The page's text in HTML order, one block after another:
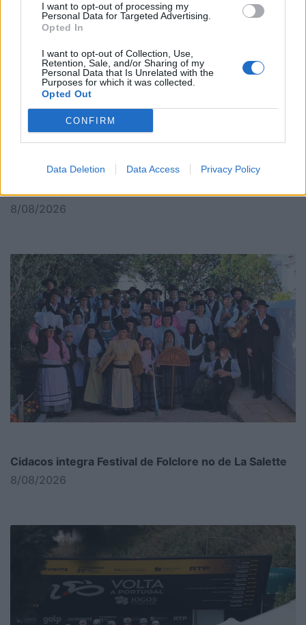
I want to opt-out of processing my
Personal Data for Targeted Advertising.
Opted In
I want to opt-out of Collection, Use,
Retention, Sale, and/or Sharing of my
Personal Data that Is Unrelated with the
Purposes for which it was collected.
Opted Out
CONFIRM
Data Deletion Data Access Privacy Policy
8/08/2026
Cidacos integra Festival de Folclore no de La Salette
8/08/2026